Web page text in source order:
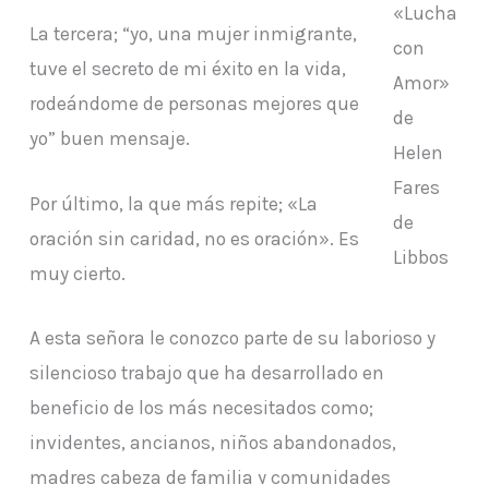
«Lucha
con
Amor»
de
Helen
Fares
de
Libbos
La tercera; “yo, una mujer inmigrante,
tuve el secreto de mi éxito en la vida,
rodeándome de personas mejores que
yo” buen mensaje.
Por último, la que más repite; «La
oración sin caridad, no es oración». Es
muy cierto.
A esta señora le conozco parte de su laborioso y
silencioso trabajo que ha desarrollado en
beneficio de los más necesitados como;
invidentes, ancianos, niños abandonados,
madres cabeza de familia y comunidades